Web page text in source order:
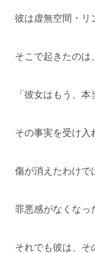
彼は虚無空間・リ
そこで起きたのは
「彼女はもう、本
その事実を受け入
傷が消えたわけで
罪悪感がなくなっ
それでも彼は、そ